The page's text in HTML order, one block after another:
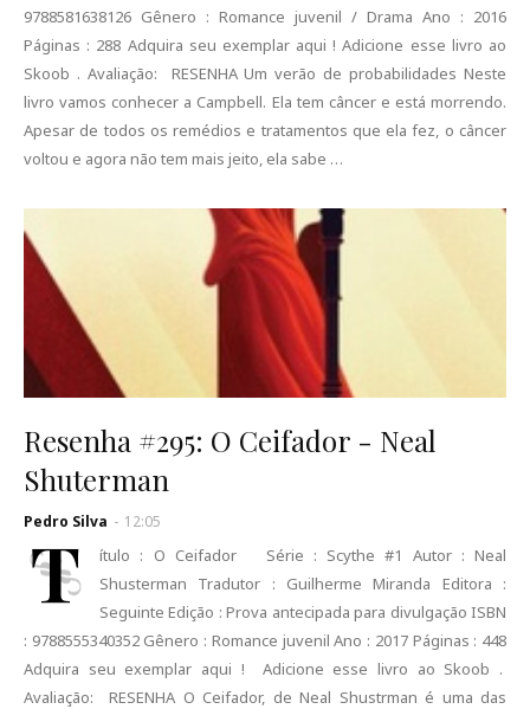
9788581638126 Gênero : Romance juvenil / Drama Ano : 2016
Páginas : 288 Adquira seu exemplar aqui ! Adicione esse livro ao
Skoob . Avaliação: RESENHA Um verão de probabilidades Neste
livro vamos conhecer a Campbell. Ela tem câncer e está morrendo.
Apesar de todos os remédios e tratamentos que ela fez, o câncer
voltou e agora não tem mais jeito, ela sabe …
Resenha #295: O Ceifador - Neal
Shuterman
Pedro Silva - 12:05
T
ítulo : O Ceifador Série : Scythe #1 Autor : Neal
Shusterman Tradutor : Guilherme Miranda Editora :
Seguinte Edição : Prova antecipada para divulgação ISBN
: 9788555340352 Gênero : Romance juvenil Ano : 2017 Páginas : 448
Adquira seu exemplar aqui ! Adicione esse livro ao Skoob .
Avaliação: RESENHA O Ceifador, de Neal Shustrman é uma das